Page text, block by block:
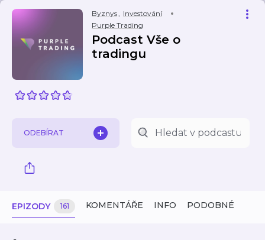
Byznys, Investování
Purple Trading
Podcast Vše o
tradingu
ODEBÍRAT
EPIZODY 161 KOMENTÁŘE INFO PODOBNÉ